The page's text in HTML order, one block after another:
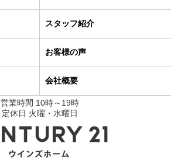
スタッフ紹介
お客様の声
会社概要
営業時間 10時～19時
定休日 火曜・水曜日